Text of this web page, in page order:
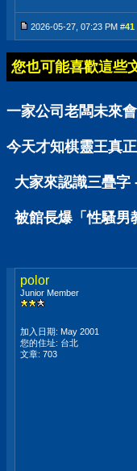
2026-05-27, 07:23 PM #41
您也可能喜歡這些
一家公司老闆未來
今天才知棋靈王真
大家來認識三疊字
被館長爆「性騷
polor
Junior Member
加入日期: May 2001
您的住址: 台北
文章: 703